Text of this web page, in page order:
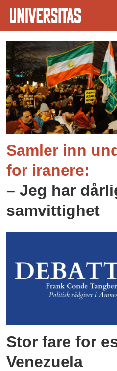
Tag:
amnesty
international
Samler inn
for iranere:
– Jeg har
samvittighet
Stor fare for
Venezuela